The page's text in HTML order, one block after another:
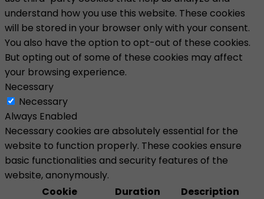
understand how you use this website. These cookies
will be stored in your browser only with your consent.
You also have the option to opt-out of these cookies.
But opting out of some of these cookies may affect
your browsing experience.
Necessary
Necessary
Always Enabled
Necessary cookies are absolutely essential for the
website to function properly. These cookies ensure
basic functionalities and security features of the
website, anonymously.
Cookie
Duration Description